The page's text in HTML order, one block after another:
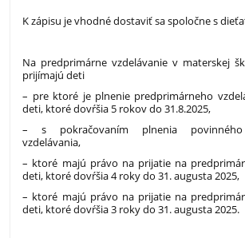
K zápisu je vhodné dostaviť sa spoločne s
Na predprimárne vzdelávanie v materskej
prijímajú deti
– pre ktoré je plnenie predprimárneho
deti, ktoré dovŕšia 5 rokov do 31.8.2025,
– s pokračovaním plnenia povinného
vzdelávania,
– ktoré majú právo na prijatie na
deti, ktoré dovŕšia 4 roky do 31. augusta 2025,
– ktoré majú právo na prijatie na
deti, ktoré dovŕšia 3 roky do 31. augusta 2025.